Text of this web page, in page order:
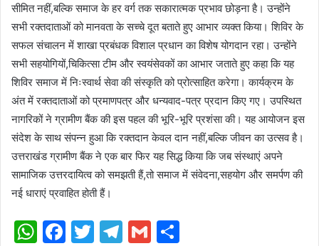
सीमित नहीं,बल्कि समाज के हर वर्ग तक सकारात्मक प्रभाव छोड़ना है। उन्होंने
सभी रक्तदाताओं को मानवता के सच्चे दूत बताते हुए आभार व्यक्त किया। शिविर के
सफल संचालन में शाखा प्रबंधक विशाल प्रधान का विशेष योगदान रहा। उन्होंने
सभी सहयोगियों,चिकित्सा टीम और स्वयंसेवकों का आभार जताते हुए कहा कि यह
शिविर समाज में निःस्वार्थ सेवा की संस्कृति को प्रोत्साहित करेगा। कार्यक्रम के
अंत में रक्तदाताओं को प्रमाणपत्र और धन्यवाद-पत्र प्रदान किए गए। उपस्थित
नागरिकों ने ग्रामीण बैंक की इस पहल की भूरि-भूरि प्रशंसा की। यह आयोजन इस
संदेश के साथ संपन्न हुआ कि रक्तदान केवल दान नहीं,बल्कि जीवन का उत्सव है।
उत्तराखंड ग्रामीण बैंक ने एक बार फिर यह सिद्ध किया कि जब संस्थाएं अपने
सामाजिक उत्तरदायित्व को समझती हैं,तो समाज में संवेदना,सहयोग और समर्पण की
नई धाराएं प्रवाहित होती हैं।
WhatsApp
Facebook
Twitter
Telegram
Gmail